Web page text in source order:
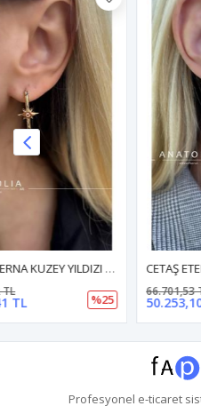
CETAŞ ETERNA POLARİS KÜPE
50.253,10 TL %25
Profesyonel e-ticaret